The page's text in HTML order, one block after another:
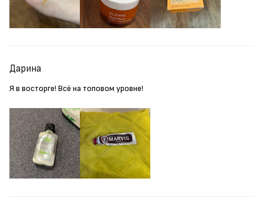
Дарина
Я в восторге! Всё на топовом уровне!